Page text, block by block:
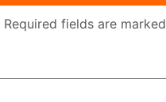
Required fields are marked